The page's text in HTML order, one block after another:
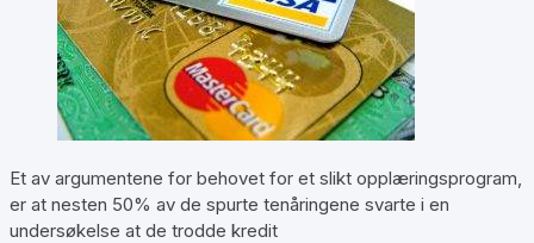
Et av argumentene for behovet for et slikt opplæringsprogram,
er at nesten 50% av de spurte tenåringene svarte i en
undersøkelse at de trodde kredit